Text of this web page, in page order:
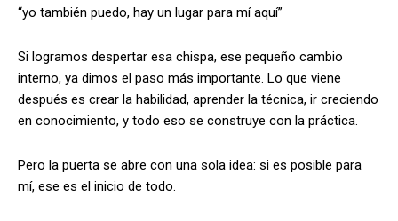
“yo también puedo, hay un lugar para mí aquí”
Si logramos despertar esa chispa, ese pequeño cambio
interno, ya dimos el paso más importante. Lo que viene
después es crear la habilidad, aprender la técnica, ir creciendo
en conocimiento, y todo eso se construye con la práctica.
Pero la puerta se abre con una sola idea: si es posible para
mí, ese es el inicio de todo.